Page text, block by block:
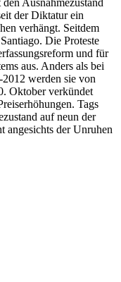
Ausnahmezustand
der Diktatur ein
verhängt. Seitdem
Die Proteste
und für
aus. Anders als bei
werden sie von
Oktober verkündet
Tags
auf neun der
angesichts der Unruhen